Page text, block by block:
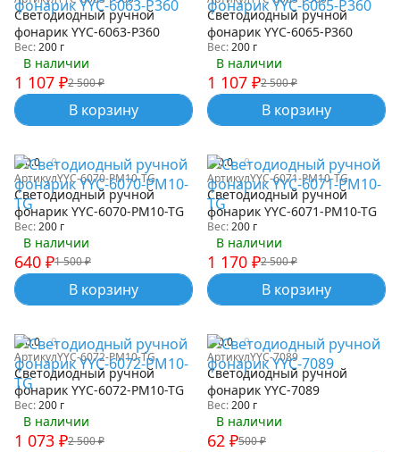
Светодиодный ручной
фонарик YYC-6063-P360
Вес:200 г
В наличии
2 500₽
1 107 ₽
В корзину
Светодиодный ручной
фонарик YYC-6065-P360
Вес:200 г
В наличии
2 500₽
1 107 ₽
В корзину
0.0
0
АртикулYYC-6070-PM10-TG
Светодиодный ручной
фонарик YYC-6070-PM10-TG
Вес:200 г
В наличии
1 500₽
640 ₽
В корзину
0.0
0
АртикулYYC-6071-PM10-TG
Светодиодный ручной
фонарик YYC-6071-PM10-TG
Вес:200 г
В наличии
2 500₽
1 170 ₽
В корзину
0.0
0
АртикулYYC-6072-PM10-TG
Светодиодный ручной
фонарик YYC-6072-PM10-TG
Вес:200 г
В наличии
2 500₽
1 073 ₽
0.0
0
АртикулYYC-7089
Светодиодный ручной
фонарик YYC-7089
Вес:200 г
В наличии
500₽
62 ₽